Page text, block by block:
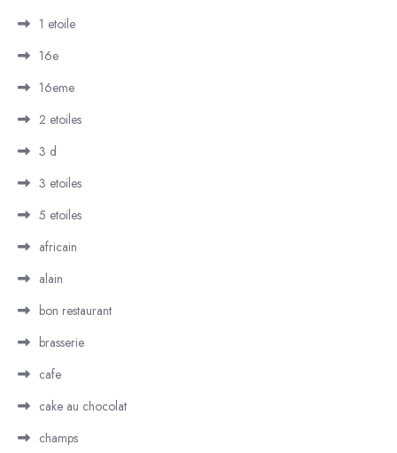
1 etoile
16e
16eme
2 etoiles
3 d
3 etoiles
5 etoiles
africain
alain
bon restaurant
brasserie
cafe
cake au chocolat
champs